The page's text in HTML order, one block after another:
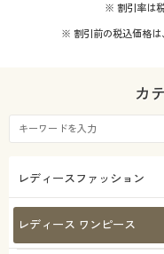
※ 割引率は
※ 割引前の税込価格は
カ
レディースファッション
レディース ワンピース